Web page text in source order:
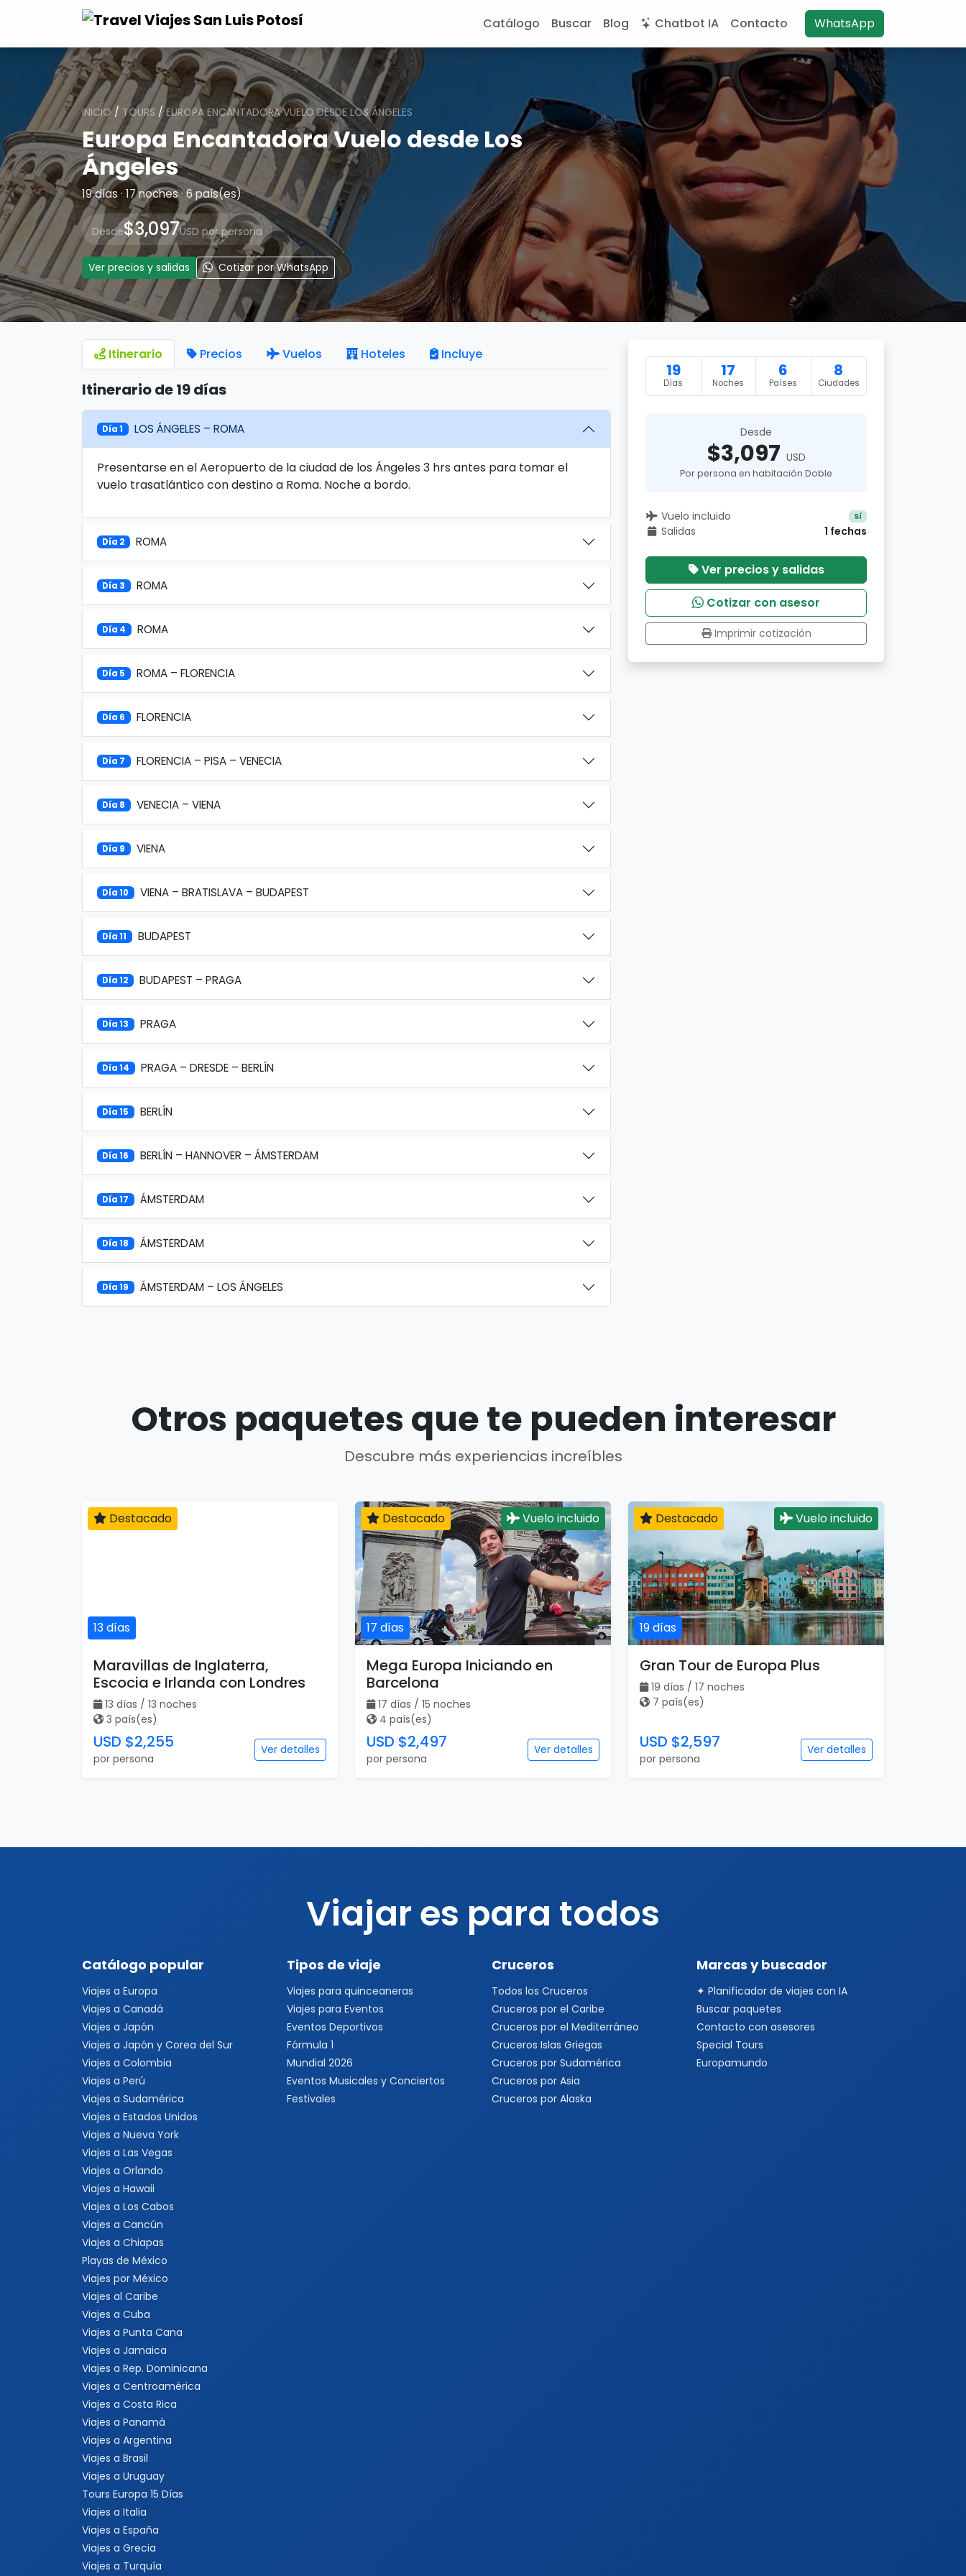
Catálogo Buscar Blog Chatbot IA Contacto WhatsApp
INICIO/ TOURS /EUROPA ENCANTADORA VUELO DESDE LOS ÁNGELES
Europa Encantadora Vuelo desde Los
Ángeles
19 días · 17 noches · 6 país(es)
Desde$3,097USD por persona
Ver precios y salidas Cotizar por WhatsApp
Itinerario Precios Vuelos Hoteles Incluye
Itinerario de 19 días
Día 1 LOS ÁNGELES – ROMA
Presentarse en el Aeropuerto de la ciudad de los Ángeles 3 hrs antes para tomar el
vuelo trasatlántico con destino a Roma. Noche a bordo.
Día 2 ROMA
Día 3 ROMA
Día 4 ROMA
Día 5 ROMA – FLORENCIA
Día 6 FLORENCIA
Día 7 FLORENCIA – PISA – VENECIA
Día 8 VENECIA – VIENA
Día 9 VIENA
Día 10 VIENA – BRATISLAVA – BUDAPEST
Día 11 BUDAPEST
Día 12 BUDAPEST – PRAGA
Día 13 PRAGA
Día 14 PRAGA – DRESDE – BERLÍN
Día 15 BERLÍN
Día 16 BERLÍN – HANNOVER – ÁMSTERDAM
Día 17 ÁMSTERDAM
Día 18 ÁMSTERDAM
Día 19 ÁMSTERDAM – LOS ÁNGELES
19
Días
17
Noches
6
Países
8
Ciudades
Desde
$3,097 USD
Por persona en habitación Doble
Vuelo incluido Sí
Salidas 1 fechas
Ver precios y salidas
Cotizar con asesor
Imprimir cotización
Otros paquetes que te pueden interesar
Descubre más experiencias increíbles
13 días
Destacado
Maravillas de Inglaterra,
Escocia e Irlanda con Londres
13 días / 13 noches
3 país(es)
USD $2,255
por persona
Ver detalles
17 días
Destacado Vuelo incluido
Mega Europa Iniciando en
Barcelona
17 días / 15 noches
4 país(es)
USD $2,497
por persona
Ver detalles
19 días
Destacado Vuelo incluido
Gran Tour de Europa Plus
19 días / 17 noches
7 país(es)
USD $2,597
por persona
Ver detalles
Viajar es para todos
Catálogo popular
Viajes a Europa
Viajes a Canadá
Viajes a Japón
Viajes a Japón y Corea del Sur
Viajes a Colombia
Viajes a Perú
Viajes a Sudamérica
Viajes a Estados Unidos
Viajes a Nueva York
Viajes a Las Vegas
Viajes a Orlando
Viajes a Hawaii
Viajes a Los Cabos
Viajes a Cancún
Viajes a Chiapas
Playas de México
Viajes por México
Viajes al Caribe
Viajes a Cuba
Viajes a Punta Cana
Viajes a Jamaica
Viajes a Rep. Dominicana
Viajes a Centroamérica
Viajes a Costa Rica
Viajes a Panamá
Viajes a Argentina
Viajes a Brasil
Viajes a Uruguay
Tours Europa 15 Días
Viajes a Italia
Viajes a España
Viajes a Grecia
Viajes a Turquía
Tipos de viaje
Viajes para quinceaneras
Viajes para Eventos
Eventos Deportivos
Fórmula 1
Mundial 2026
Eventos Musicales y Conciertos
Festivales
Cruceros
Todos los Cruceros
Cruceros por el Caribe
Cruceros por el Mediterráneo
Cruceros Islas Griegas
Cruceros por Sudamérica
Cruceros por Asia
Cruceros por Alaska
Marcas y buscador
✦ Planificador de viajes con IA
Buscar paquetes
Contacto con asesores
Special Tours
Europamundo